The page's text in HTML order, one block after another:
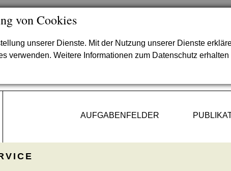
von Cookies
unserer Dienste. Mit der Nutzung unserer Dienste
verwenden. Weitere Informationen zum Datenschutz
AUFGABENFELDER